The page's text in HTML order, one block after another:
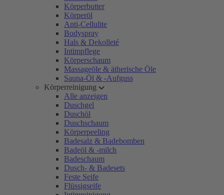
Körperbutter
Körperöl
Anti-Cellulite
Bodyspray
Hals & Dekolleté
Intimpflege
Körperschaum
Massageöle & ätherische Öle
Sauna-Öl & -Aufguss
Körperreinigung
Alle anzeigen
Duschgel
Duschöl
Duschschaum
Körperpeeling
Badesalz & Badebomben
Badeöl & -milch
Badeschaum
Dusch- & Badesets
Feste Seife
Flüssigseife